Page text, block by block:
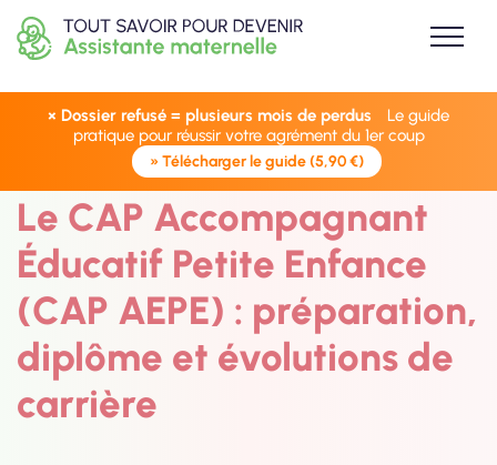
× Dossier refusé = plusieurs mois de perdus
Le guide
pratique pour réussir votre agrément du 1er coup
» Télécharger le guide (5,90 €)
Le CAP Accompagnant
Éducatif Petite Enfance
(CAP AEPE) : préparation,
diplôme et évolutions de
carrière